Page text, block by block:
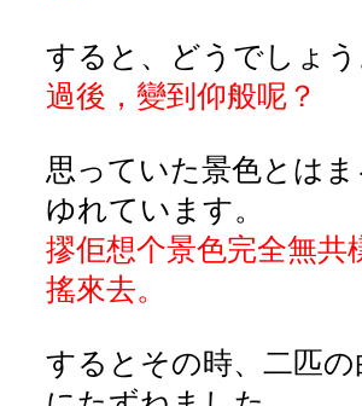
すると、どうでしょ
過後，變到仰般呢？
思っていた景色とは
ゆれています。
摎佢想个景色完全無共
搖來去。
するとその時、二匹